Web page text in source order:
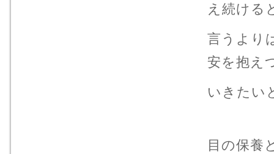
え続ける
言うより
安を抱え
いきたい
目の保養